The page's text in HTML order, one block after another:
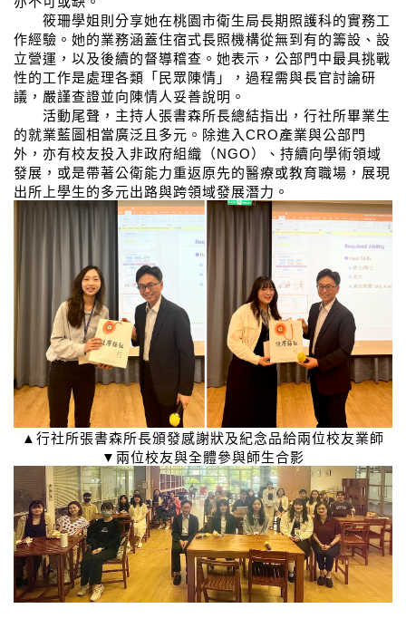
筱珊學姐則分享她在桃園市衛生局長期照護科的實務工
作經驗。她的業務涵蓋住宿式長照機構從無到有的籌設、設
立營運，以及後續的督導稽查。她表示，公部門中最具挑戰
性的工作是處理各類「民眾陳情」，過程需與長官討論研
議，嚴謹查證並向陳情人妥善說明。
活動尾聲，主持人張書森所長總結指出，行社所畢業生
的就業藍圖相當廣泛且多元。除進入 CRO產業與公部門
外，亦有校友投入非政府組織（NGO）、持續向學術領域
發展，或是帶著公衛能力重返原先的醫療或教育職場，展現
出所上學生的多元出路與跨領域發展潛力。
▲行社所張書森所長頒發感謝狀及紀念品給兩位校友業師
▼兩位校友與全體參與師生合影